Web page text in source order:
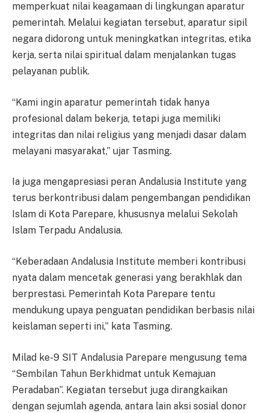
memperkuat nilai keagamaan di lingkungan aparatur
pemerintah. Melalui kegiatan tersebut, aparatur sipil
negara didorong untuk meningkatkan integritas, etika
kerja, serta nilai spiritual dalam menjalankan tugas
pelayanan publik.
“Kami ingin aparatur pemerintah tidak hanya
profesional dalam bekerja, tetapi juga memiliki
integritas dan nilai religius yang menjadi dasar dalam
melayani masyarakat,” ujar Tasming.
Ia juga mengapresiasi peran Andalusia Institute yang
terus berkontribusi dalam pengembangan pendidikan
Islam di Kota Parepare, khususnya melalui Sekolah
Islam Terpadu Andalusia.
“Keberadaan Andalusia Institute memberi kontribusi
nyata dalam mencetak generasi yang berakhlak dan
berprestasi. Pemerintah Kota Parepare tentu
mendukung upaya penguatan pendidikan berbasis nilai
keislaman seperti ini,” kata Tasming.
Milad ke-9 SIT Andalusia Parepare mengusung tema
“Sembilan Tahun Berkhidmat untuk Kemajuan
Peradaban”. Kegiatan tersebut juga dirangkaikan
dengan sejumlah agenda, antara lain aksi sosial donor